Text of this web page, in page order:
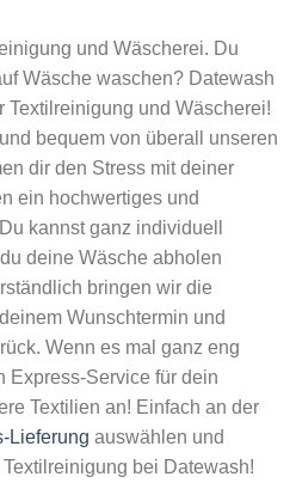
und Wäscherei. Du
Wäsche waschen? Datewash
Textilreinigung und Wäscherei!
bequem von überall unseren
dir den Stress mit deiner
ein hochwertiges und
kannst ganz individuell
deine Wäsche abholen
bringen wir die
Wunschtermin und
Wenn es mal ganz eng
Express-Service für dein
Textilien an! Einfach an der
Lieferung auswählen und
bei Datewash!